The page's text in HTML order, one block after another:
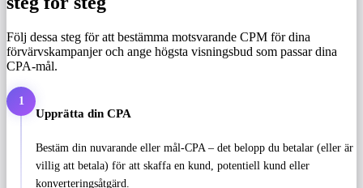
Följ dessa steg för att bestämma motsvarande CPM för dina
förvärvskampanjer och ange högsta visningsbud som passar dina
CPA-mål.
1
Upprätta din CPA
Bestäm din nuvarande eller mål-CPA – det belopp du betalar (eller är
villig att betala) för att skaffa en kund, potentiell kund eller
konverteringsåtgärd.